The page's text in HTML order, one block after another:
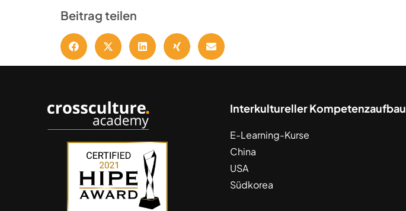
Beitrag teilen
Interkultureller Kompetenzaufbau
E-Learning-Kurse
China
USA
Südkorea